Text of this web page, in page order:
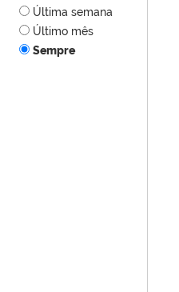
Última semana
Último mês
Sempre